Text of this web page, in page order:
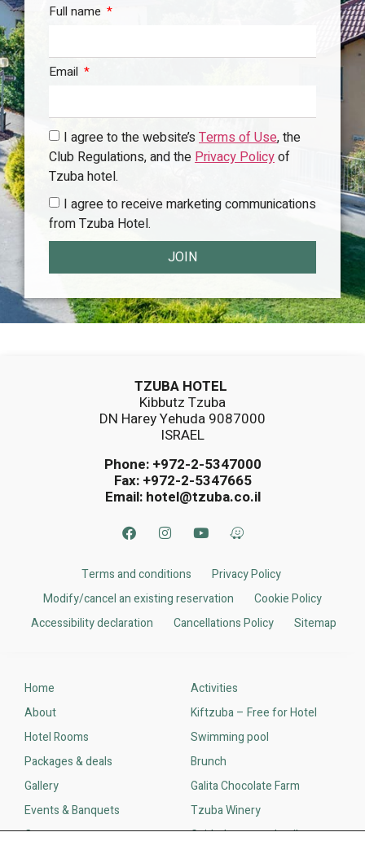
Full name
Email
I agree to the website’sTerms of Use, the
Club Regulations, and thePrivacy Policyof
Tzuba hotel.
I agree to receive marketing communications
from Tzuba Hotel.
JOIN
TZUBA HOTEL
Kibbutz Tzuba
DN Harey Yehuda 9087000
ISRAEL
Phone: +972-2-5347000
Fax: +972-2-5347665
Email: hotel@tzuba.co.il
Terms and conditions
Privacy Policy
Modify/cancel an existing reservation
Cookie Policy
Accessibility declaration
Cancellations Policy​ Sitemap
Home
About
Hotel Rooms
Packages & deals
Gallery
Events & Banquets
Contact us
Activities
Kiftzuba – Free for Hotel
Swimming pool
Brunch
Galita Chocolate Farm
Tzuba Winery
Guided tours and trails